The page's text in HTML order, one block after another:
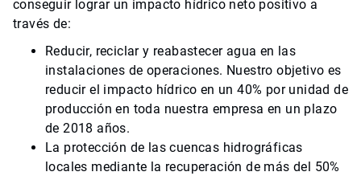
conseguir lograr un impacto hídrico neto positivo a
través de:
Reducir, reciclar y reabastecer agua en las
instalaciones de operaciones. Nuestro objetivo es
reducir el impacto hídrico en un 40% por unidad de
producción en toda nuestra empresa en un plazo
de 2018 años.
La protección de las cuencas hidrográficas
locales mediante la recuperación de más del 50%